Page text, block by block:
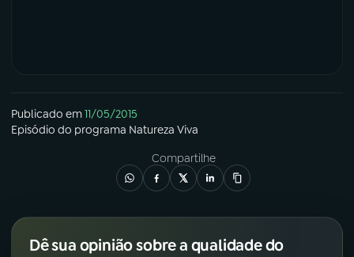
Publicado em11/05/2015
Episódio do programa Natureza Viva
Compartilhe
Dê sua opinião sobre a qualidade do